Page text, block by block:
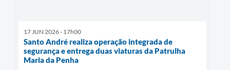
17 JUN 2026 - 17h00
Santo André realiza operação integrada de
segurança e entrega duas viaturas da Patrulha
Maria da Penha